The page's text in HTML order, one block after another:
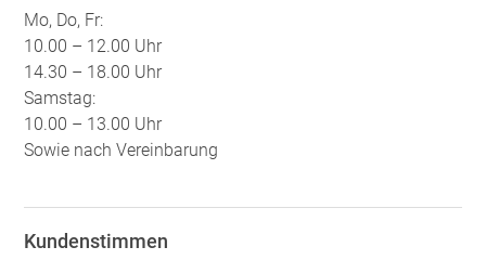
Mo, Do, Fr:
10.00 – 12.00 Uhr
14.30 – 18.00 Uhr
Samstag:
10.00 – 13.00 Uhr
Sowie nach Vereinbarung
Kundenstimmen